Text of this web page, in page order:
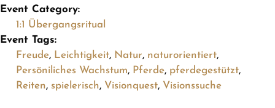
Event Category:
1:1 Übergangsritual
Event Tags:
Freude, Leichtigkeit, Natur, naturorientiert,
Persöniliches Wachstum, Pferde, pferdegestützt,
Reiten, spielerisch, Visionquest, Visionssuche